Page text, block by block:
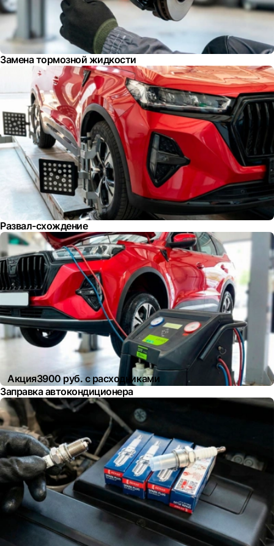
Замена тормозной жидкости
Развал-схождение
Акция3900 руб. с расходниками
Заправка автокондиционера